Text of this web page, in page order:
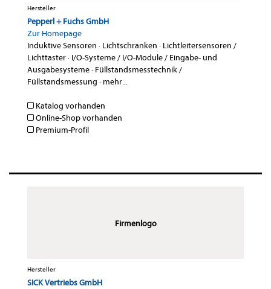
Hersteller
Pepperl + Fuchs GmbH
Zur Homepage
Induktive Sensoren · Lichtschranken · Lichtleitersensoren /
Lichttaster· I/O-Systeme / I/O-Module / Eingabe- und
Ausgabesysteme· Füllstandsmesstechnik /
Füllstandsmessung · mehr...
Katalog vorhanden
Online-Shop vorhanden
Premium-Profil
Firmenlogo
Hersteller
SICK Vertriebs GmbH